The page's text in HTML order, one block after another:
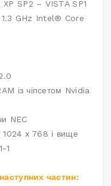
SP2 – VISTA SP1
GHz Intel® Core
із чіпсетом Nvidia
NEC
1024 x 768 і вище
1
частин: